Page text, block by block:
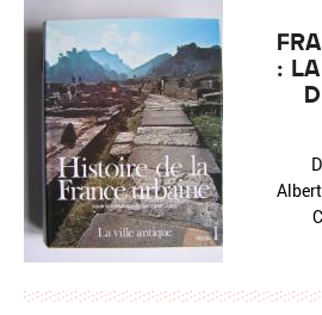
: